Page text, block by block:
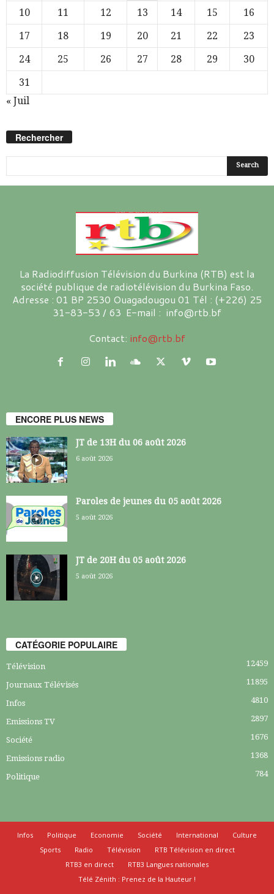
10
11 12 13 14 15
16
17
18 19 20 21 22
23
24
25 26 27 28 29
30
31
« Juil
Rechercher
La Radiodiffusion Télévision du Burkina (RTB) est la
société publique de radiotélévision du Burkina Faso.
Adresse : 01 BP 2530 Ouagadougou 01 Tél : (+226) 25
31-83-53 / 63 E-mail : info@rtb.bf
Contact: info@rtb.bf
ENCORE PLUS NEWS
JT de 13H du 06 août 2026
6 août 2026
Paroles de jeunes du 05 août 2026
5 août 2026
JT de 20H du 05 août 2026
5 août 2026
CATÉGORIE POPULAIRE
Télévision 12459
Journaux Télévisés 11895
Infos 4810
Emissions TV 2897
Société 1676
Emissions radio 1368
Politique 784
Infos Politique Economie Société International
Culture
Sports
Radio Télévision
RTB Télévision en direct
RTB3 en direct
RTB3 Langues nationales
Télé Zénith : Prenez de la Hauteur !